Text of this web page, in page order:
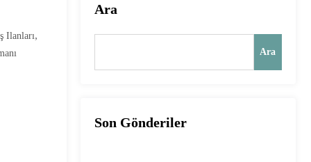
Ilanları,
Ara
Ara
Son Gönderiler